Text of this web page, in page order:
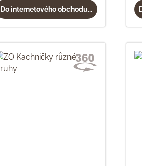
Do internetového obchodu...